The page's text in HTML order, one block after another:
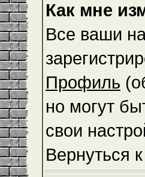
Как мне
Все ваши
Профиль
но могут
свои
Вернуться